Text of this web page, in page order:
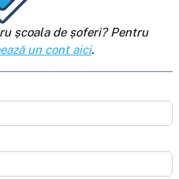
școala de șoferi? Pentru
un cont aici.